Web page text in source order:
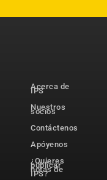
Acerca de
IPS
Nuestros
socios
Contáctenos
Apóyenos
¿Quieres
publicar
notas de
IPS?